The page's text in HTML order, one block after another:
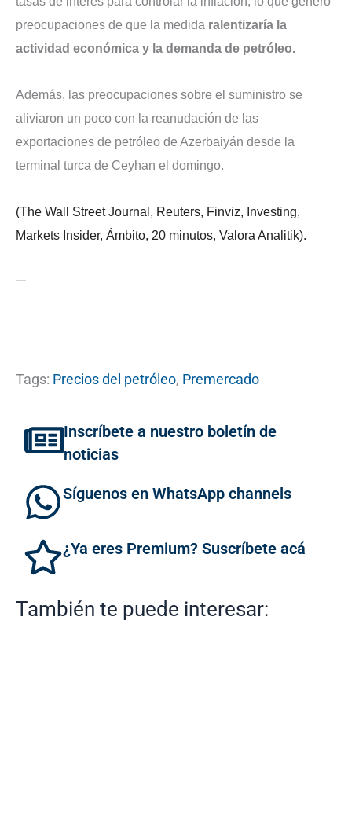
preocupaciones de que la medida ralentizaría la
actividad económica y la demanda de petróleo.
Además, las preocupaciones sobre el suministro se
aliviaron un poco con la reanudación de las
exportaciones de petróleo de Azerbaiyán desde la
terminal turca de Ceyhan el domingo.
(The Wall Street Journal, Reuters, Finviz, Investing,
Markets Insider, Ámbito, 20 minutos, Valora Analitik).
—
Tags: Precios del petróleo, Premercado
Inscríbete a nuestro boletín de
noticias
Síguenos en WhatsApp channels
¿Ya eres Premium? Suscríbete acá
También te puede interesar: